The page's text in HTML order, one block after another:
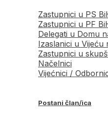
Zastupnici u PS
Zastupnici u PF
Delegati u Domu
Izaslanici u Vijeću
Zastupnici u
Načelnici
Vijećnici /
Postani član/ica